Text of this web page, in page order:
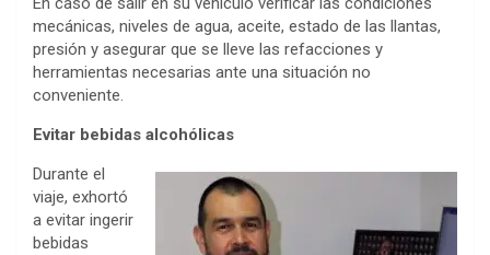
mecánicas, niveles de agua, aceite, estado de las llantas,
presión y asegurar que se lleve las refacciones y
herramientas necesarias ante una situación no
conveniente.
Evitar bebidas alcohólicas
Durante el
viaje, exhortó
a evitar ingerir
bebidas